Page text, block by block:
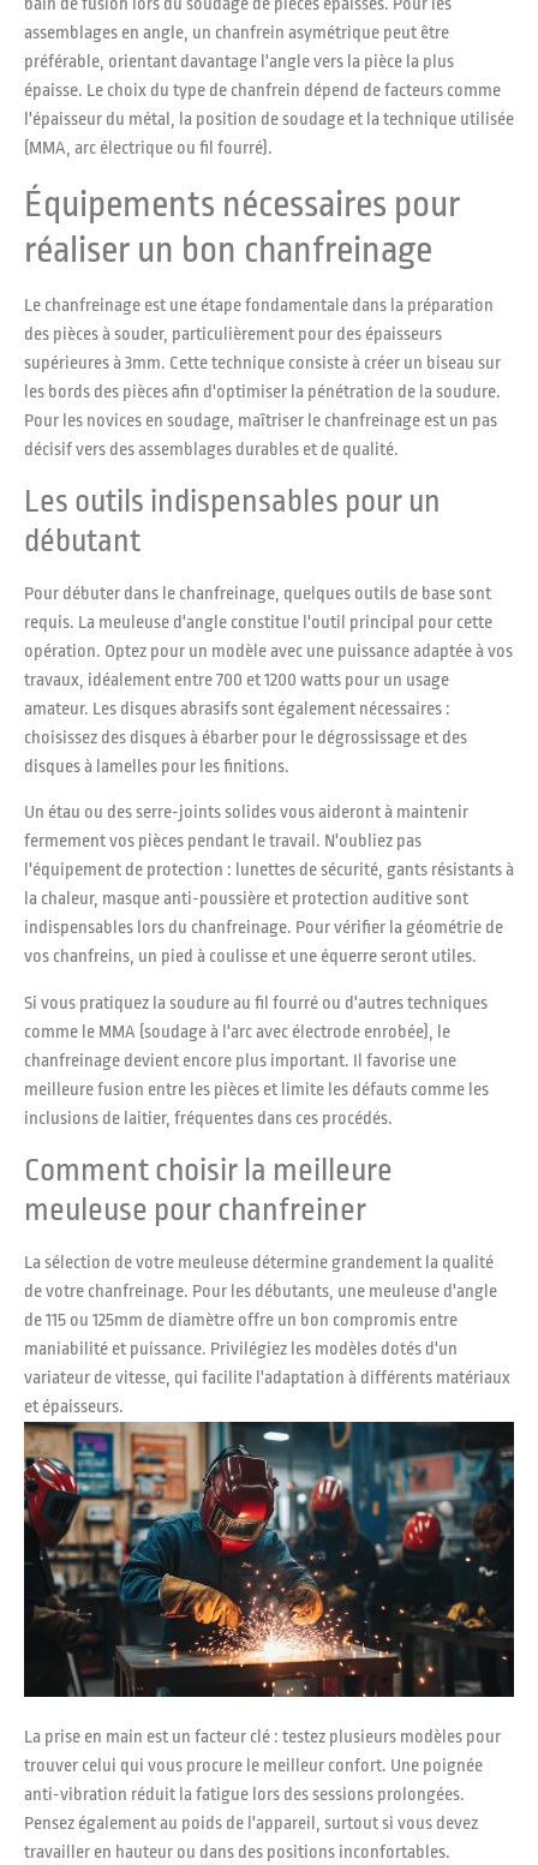
bain de fusion lors du soudage de pièces épaisses. Pour les
assemblages en angle, un chanfrein asymétrique peut être
préférable, orientant davantage l'angle vers la pièce la plus
épaisse. Le choix du type de chanfrein dépend de facteurs comme
l'épaisseur du métal, la position de soudage et la technique utilisée
(MMA, arc électrique ou fil fourré).
Équipements nécessaires pour
réaliser un bon chanfreinage
Le chanfreinage est une étape fondamentale dans la préparation
des pièces à souder, particulièrement pour des épaisseurs
supérieures à 3mm. Cette technique consiste à créer un biseau sur
les bords des pièces afin d'optimiser la pénétration de la soudure.
Pour les novices en soudage, maîtriser le chanfreinage est un pas
décisif vers des assemblages durables et de qualité.
Les outils indispensables pour un
débutant
Pour débuter dans le chanfreinage, quelques outils de base sont
requis. La meuleuse d'angle constitue l'outil principal pour cette
opération. Optez pour un modèle avec une puissance adaptée à vos
travaux, idéalement entre 700 et 1200 watts pour un usage
amateur. Les disques abrasifs sont également nécessaires :
choisissez des disques à ébarber pour le dégrossissage et des
disques à lamelles pour les finitions.
Un étau ou des serre-joints solides vous aideront à maintenir
fermement vos pièces pendant le travail. N'oubliez pas
l'équipement de protection : lunettes de sécurité, gants résistants à
la chaleur, masque anti-poussière et protection auditive sont
indispensables lors du chanfreinage. Pour vérifier la géométrie de
vos chanfreins, un pied à coulisse et une équerre seront utiles.
Si vous pratiquez la soudure au fil fourré ou d'autres techniques
comme le MMA (soudage à l'arc avec électrode enrobée), le
chanfreinage devient encore plus important. Il favorise une
meilleure fusion entre les pièces et limite les défauts comme les
inclusions de laitier, fréquentes dans ces procédés.
Comment choisir la meilleure
meuleuse pour chanfreiner
La sélection de votre meuleuse détermine grandement la qualité
de votre chanfreinage. Pour les débutants, une meuleuse d'angle
de 115 ou 125mm de diamètre offre un bon compromis entre
maniabilité et puissance. Privilégiez les modèles dotés d'un
variateur de vitesse, qui facilite l'adaptation à différents matériaux
et épaisseurs.
La prise en main est un facteur clé : testez plusieurs modèles pour
trouver celui qui vous procure le meilleur confort. Une poignée
anti-vibration réduit la fatigue lors des sessions prolongées.
Pensez également au poids de l'appareil, surtout si vous devez
travailler en hauteur ou dans des positions inconfortables.